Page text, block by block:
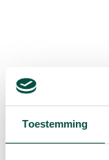
Toestemming